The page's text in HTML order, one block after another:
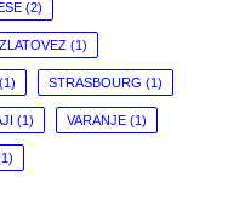
(2)
(1)
STRASBOURG (1)
(1) VARANJE (1)